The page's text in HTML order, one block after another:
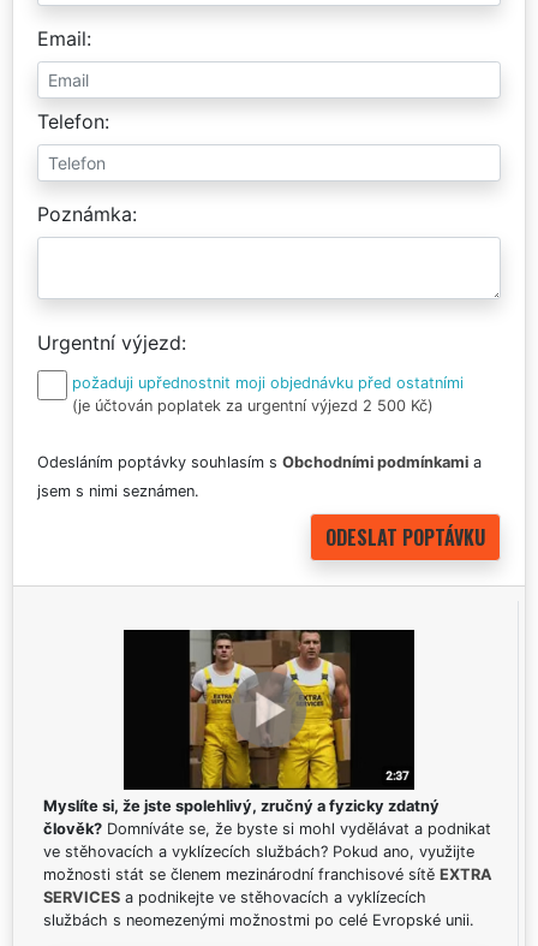
Email
Telefon
Poznámka
Urgentní výjezd
požaduji upřednostnit moji objednávku před ostatními
(je účtován poplatek za urgentní výjezd 2 500 Kč)
Odesláním poptávky souhlasím s Obchodními podmínkami a
jsem s nimi seznámen.
Myslíte si, že jste spolehlivý, zručný a fyzicky zdatný
člověk? Domníváte se, že byste si mohl vydělávat a podnikat
ve stěhovacích a vyklízecích službách? Pokud ano, využijte
možnosti stát se členem mezinárodní franchisové sítě EXTRA
SERVICES a podnikejte ve stěhovacích a vyklízecích
službách s neomezenými možnostmi po celé Evropské unii.